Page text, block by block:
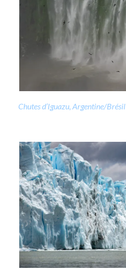
Chutes d’Iguazu, Argentine/Brésil